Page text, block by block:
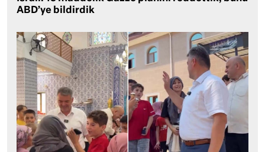
ABD’ye bildirdik